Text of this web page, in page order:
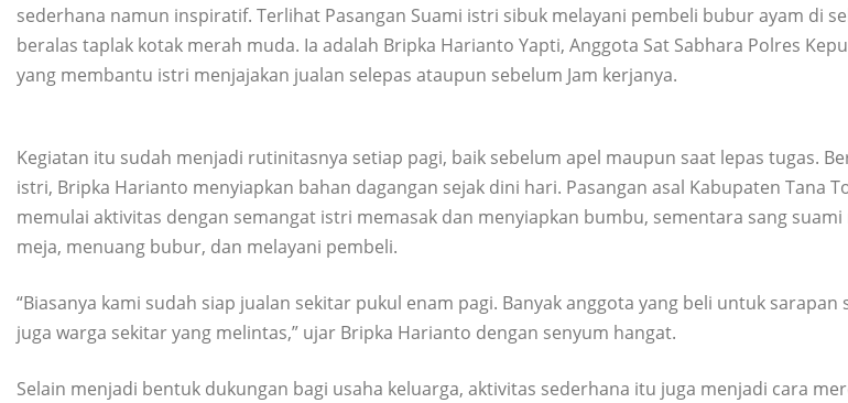
sederhana namun inspiratif. Terlihat Pasangan Suami istri sibuk melayani pembeli bubur ayam di
beralas taplak kotak merah muda. Ia adalah Bripka Harianto Yapti, Anggota Sat Sabhara Polres
yang membantu istri menjajakan jualan selepas ataupun sebelum Jam kerjanya.
Kegiatan itu sudah menjadi rutinitasnya setiap pagi, baik sebelum apel maupun saat lepas tugas.
istri, Bripka Harianto menyiapkan bahan dagangan sejak dini hari. Pasangan asal Kabupaten Tana
memulai aktivitas dengan semangat istri memasak dan menyiapkan bumbu, sementara sang
meja, menuang bubur, dan melayani pembeli.
“Biasanya kami sudah siap jualan sekitar pukul enam pagi. Banyak anggota yang beli untuk sarapan
juga warga sekitar yang melintas,” ujar Bripka Harianto dengan senyum hangat.
Selain menjadi bentuk dukungan bagi usaha keluarga, aktivitas sederhana itu juga menjadi cara